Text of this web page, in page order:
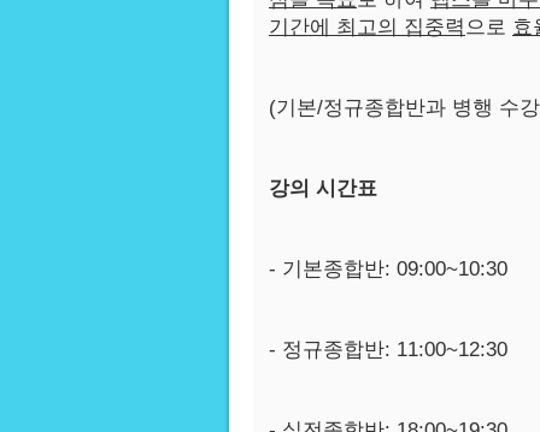
기간에 최고의 집중력으로 효
(기본/정규종합반과 병행 수
강의 시간표
- 기본종합반: 09:00~10:30
- 정규종합반: 11:00~12:30